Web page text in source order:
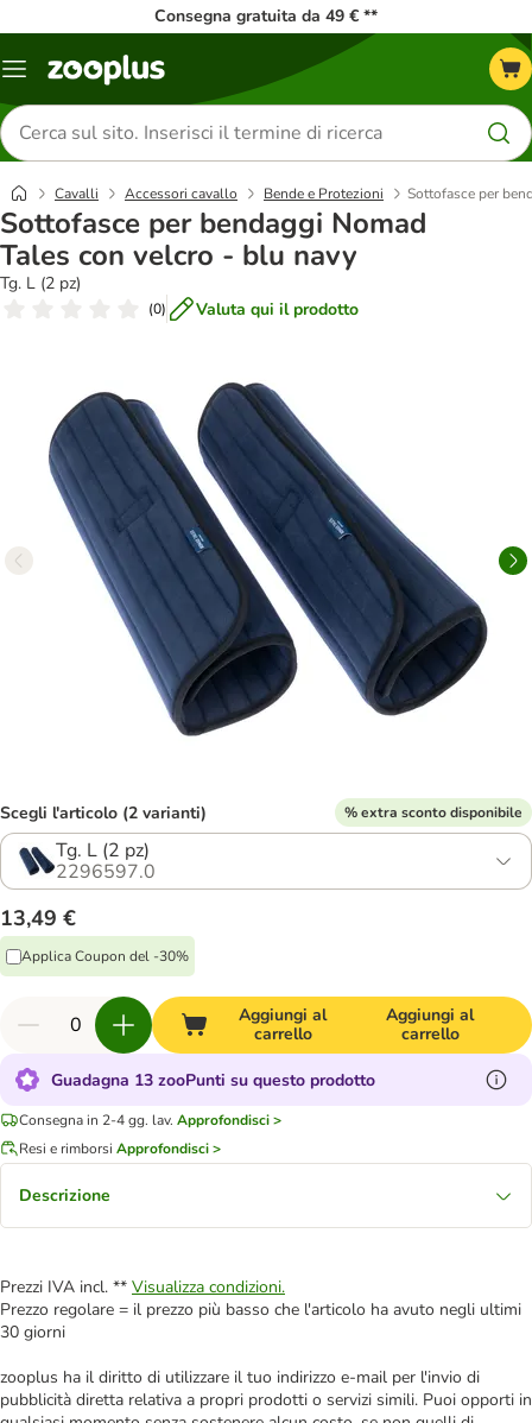
Consegna gratuita da 49 € **
Overview
Cerca
prodotti
Cavalli Accessori cavallo Bende e Protezioni Sottofasce per
Sottofasce per bendaggi Nomad
Tales con velcro - blu navy
Tg. L (2 pz)
(0) Valuta qui il prodotto
Scegli l'articolo (2 varianti) % extra sconto disponibile
Tg. L (2 pz)
2296597.0
13,49 €
Applica Coupon del -30%
Aggiungi al
carrello
Aggiungi al
carrello
Guadagna 13 zooPunti su questo prodotto
Consegna in 2-4 gg. lav. Approfondisci >
Resi e rimborsi Approfondisci >
Descrizione
Prezzi IVA incl. ** Visualizza condizioni.
Prezzo regolare = il prezzo più basso che l'articolo ha avuto negli ultimi
30 giorni
zooplus ha il diritto di utilizzare il tuo indirizzo e-mail per l'invio di
pubblicità diretta relativa a propri prodotti o servizi simili. Puoi opporti in